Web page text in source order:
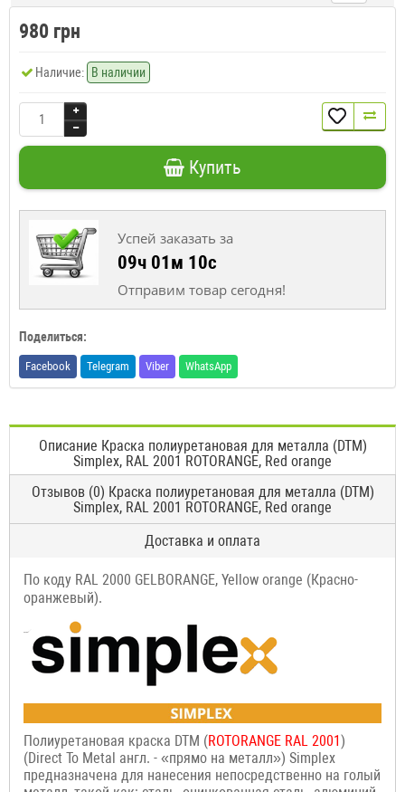
980 грн
Наличие: В наличии
Купить
Успей заказать за
09ч 01м 09с
Отправим товар сегодня!
Поделиться:
Facebook Telegram Viber WhatsApp
Описание Краска полиуретановая для металла (DTM)
Simplex, RAL 2001 ROTORANGE, Red orange
Отзывов (0) Краска полиуретановая для металла (DTM)
Simplex, RAL 2001 ROTORANGE, Red orange
Доставка и оплата
По коду RAL 2000 GELBORANGE, Yellow orange (Красно-
оранжевый).
Полиуретановая краска DTM (ROTORANGE RAL 2001)
(Direct To Metal англ. - «прямо на металл») Simplex
предназначена для нанесения непосредственно на голый